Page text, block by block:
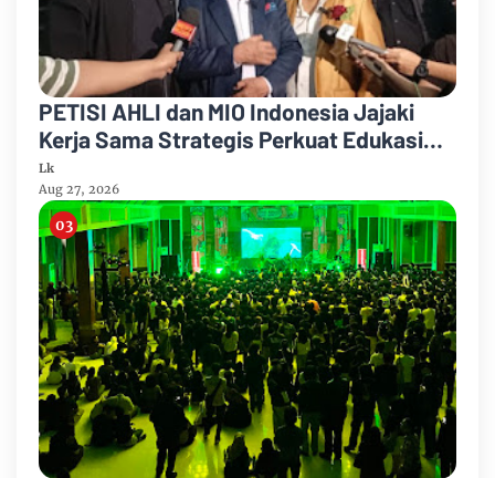
PETISI AHLI dan MIO Indonesia Jajaki
Kerja Sama Strategis Perkuat Edukasi
Hukum bagi Masyarakat
Lk
Aug 27, 2026